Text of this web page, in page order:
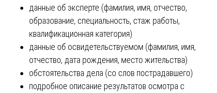
данные об эксперте (фамилия, имя, отчество,
образование, специальность, стаж работы,
квалификационная категория)
данные об освидетельствуемом (фамилия, имя,
отчество, дата рождения, место жительства)
обстоятельства дела (со слов пострадавшего)
подробное описание результатов осмотра с